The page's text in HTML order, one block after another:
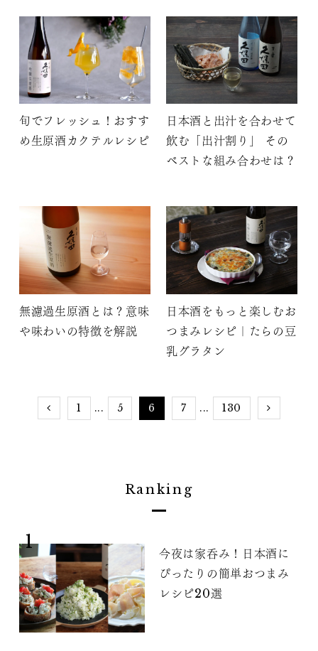
旬でフレッシュ！おすす
め生原酒カクテルレシピ
日本酒と出汁を合わせて
飲む「出汁割り」 その
ベストな組み合わせは？
無濾過生原酒とは？意味
や味わいの特徴を解説
日本酒をもっと楽しむお
つまみレシピ｜たらの豆
乳グラタン
1 ... 5 6 7 ... 130
Ranking
1
今夜は家呑み！日本酒に
ぴったりの簡単おつまみ
レシピ20選